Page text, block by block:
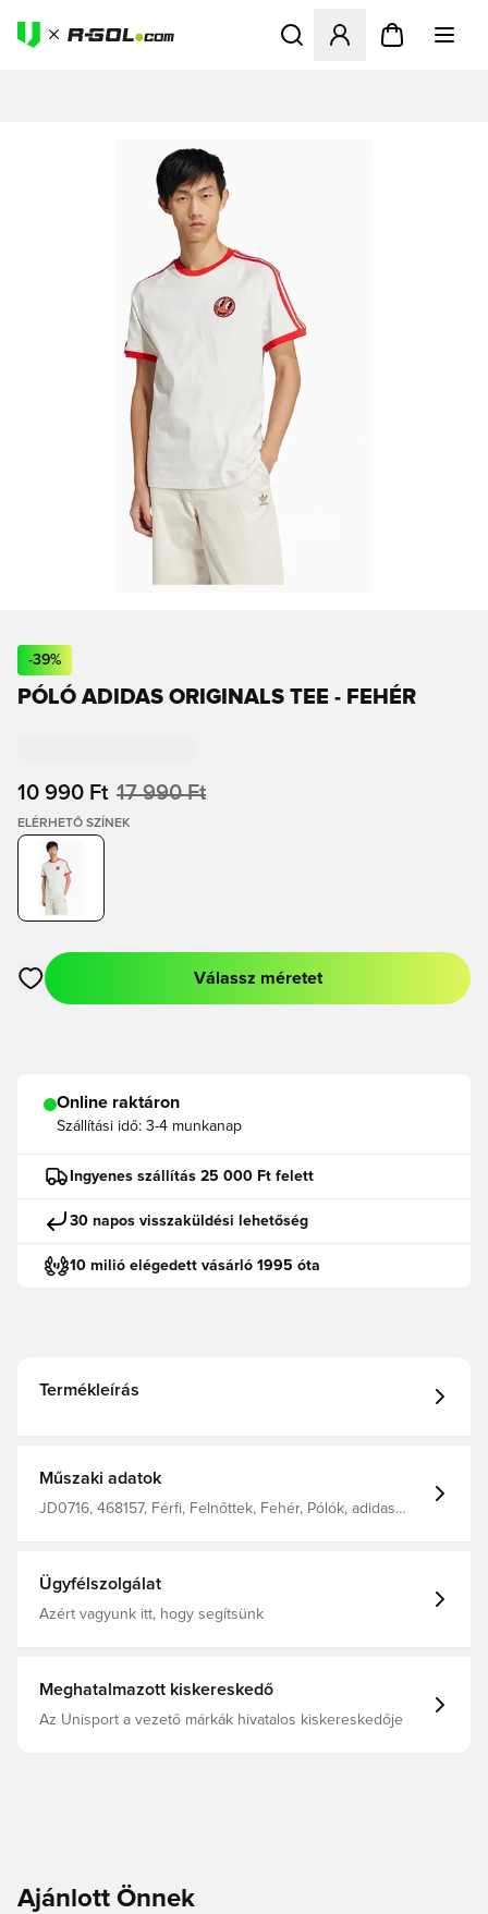
Megnyit egy modált a
-39%
PÓLÓ ADIDAS ORIGINALS TEE - FEHÉR
10 990 Ft 17 990 Ft
ELÉRHETŐ SZÍNEK
Megnyit egy modált a bejelentkezéshez vagy a tagként való
Válassz méretet
Online raktáron
Szállítási idő: 3-4 munkanap
Ingyenes szállítás 25 000 Ft felett
30 napos visszaküldési lehetőség
10 milió elégedett vásárló 1995 óta
Termékleírás
Műszaki adatok
JD0716, 468157, Férfi, Felnőttek, Fehér, Pólók, adidas
Ügyfélszolgálat
Azért vagyunk itt, hogy segítsünk
Meghatalmazott kiskereskedő
Az Unisport a vezető márkák hivatalos kiskereskedője
Ajánlott Önnek